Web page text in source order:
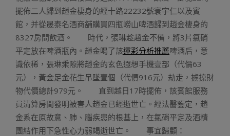
擺佈二人歸到趙金棲身的經十路22232號寰宇仁以及賓
館，并從晟泰名酒商舖購買四瓶嶗山啤酒歸到趙金棲身的
8327房間飲酒。 時代，張琳趁趙金不備，將3片氯硝
平定放在啤酒瓶內。趙金喝了該運彩分析推薦啤酒后，意
識依稀，張琳乘隙將趙金的玄色遐想手機壹部（代價63
元），黃金足金花生吊墜壹個（代價916元）劫走，擄掠財
物代價總計979元。 直到越日17時擺佈，該賓館服務
員清算房間發明被害人趙金已經逝世亡。經法醫鑒定，趙
金系在原故意、肺、腦疾患的根基上，在氯硝平定及酒精
團結作用下急性心力弱竭逝世亡。 事宜歸顧：